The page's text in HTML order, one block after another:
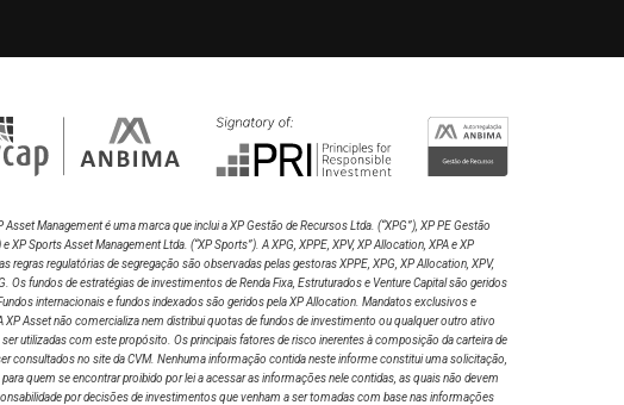
Management é uma marca que inclui a XP Gestão de Recursos Ltda. (“XPG”), XP PE Gestão
XP Sports Asset Management Ltda. (“XP Sports”). A XPG, XPPE, XPV, XP Allocation, XPA e XP
regulatórias de segregação são observadas pelas gestoras XPPE, XPG, XP Allocation, XPV,
fundos de estratégias de investimentos de Renda Fixa, Estruturados e Venture Capital são geridos
internacionais e fundos indexados são geridos pela XP Allocation. Mandatos exclusivos e
Asset não comercializa nem distribui quotas de fundos de investimento ou qualquer outro ativo
utilizadas com este propósito. Os principais fatores de risco inerentes à composição da carteira de
consultados no site da CVM. Nenhuma informação contida neste informe constitui uma solicitação,
quem se encontrar proibido por lei a acessar as informações nele contidas, as quais não devem
por decisões de investimentos que venham a ser tomadas com base nas informações